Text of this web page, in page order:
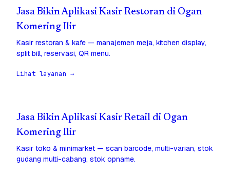
Jasa Bikin Aplikasi Kasir Restoran di Ogan
Komering Ilir
Kasir restoran & kafe — manajemen meja, kitchen display,
split bill, reservasi, QR menu.
Lihat layanan →
Jasa Bikin Aplikasi Kasir Retail di Ogan
Komering Ilir
Kasir toko & minimarket — scan barcode, multi-varian, stok
gudang multi-cabang, stok opname.